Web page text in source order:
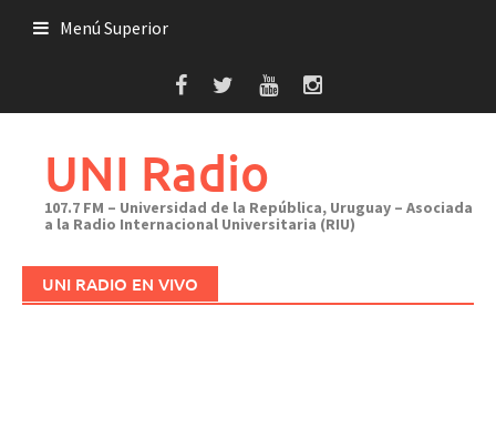
Menú Superior
UNI Radio
107.7 FM – Universidad de la República, Uruguay – Asociada
a la Radio Internacional Universitaria (RIU)
UNI RADIO EN VIVO